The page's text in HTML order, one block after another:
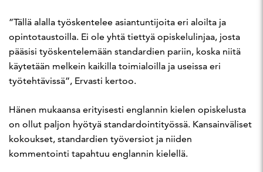
”Tällä alalla työskentelee asiantuntijoita eri aloilta ja
opintotaustoilla. Ei ole yhtä tiettyä opiskelulinjaa, josta
pääsisi työskentelemään standardien pariin, koska niitä
käytetään melkein kaikilla toimialoilla ja useissa eri
työtehtävissä”, Ervasti kertoo.
Hänen mukaansa erityisesti englannin kielen opiskelusta
on ollut paljon hyötyä standardointityössä. Kansainväliset
kokoukset, standardien työversiot ja niiden
kommentointi tapahtuu englannin kielellä.